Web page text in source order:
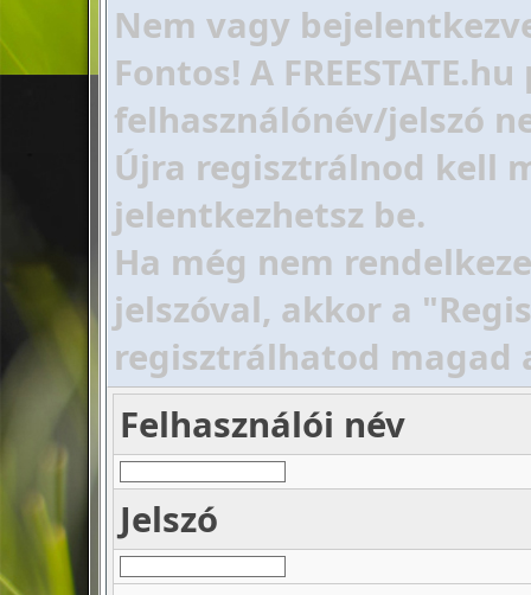
Nem vagy
Fontos! A
felhasználónév/jelszó
Újra regisztrálnod kell
jelentkezhetsz be.
Ha még nem
jelszóval, akkor a
regisztrálhatod magad
Felhasználói név
Jelszó